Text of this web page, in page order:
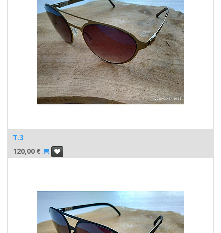
T.3
120,00 €